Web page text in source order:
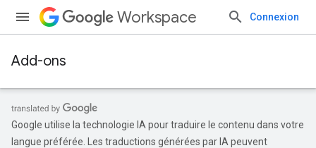
Workspace Connexion
Add-ons
Google utilise la technologie IA pour traduire le contenu dans votre
langue préférée. Les traductions générées par IA peuvent